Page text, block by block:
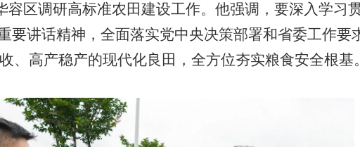
2 3
容区调研高标准农田建设工作。他强调，要深入学习
要讲话精神，全面落实党中央决策部署和省委工作要
、高产稳产的现代化良田，全方位夯实粮食安全根基